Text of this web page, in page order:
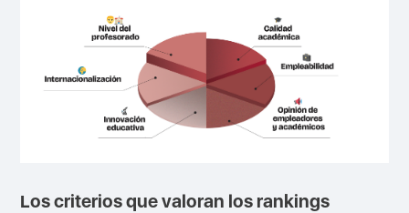
Los criterios que valoran los rankings